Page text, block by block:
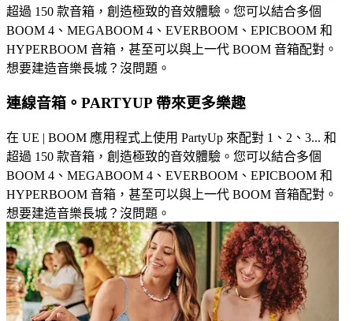
超過 150 款音箱，創造極致的音效體驗。您可以結合多個
BOOM 4、MEGABOOM 4、EVERBOOM、EPICBOOM 和
HYPERBOOM 音箱，甚至可以與上一代 BOOM 音箱配對。
想要建造音樂長城？沒問題。
連線音箱。PARTYUP 帶來更多樂趣
在 UE | BOOM 應用程式上使用 PartyUp 來配對 1、2、3... 和
超過 150 款音箱，創造極致的音效體驗。您可以結合多個
BOOM 4、MEGABOOM 4、EVERBOOM、EPICBOOM 和
HYPERBOOM 音箱，甚至可以與上一代 BOOM 音箱配對。
想要建造音樂長城？沒問題。